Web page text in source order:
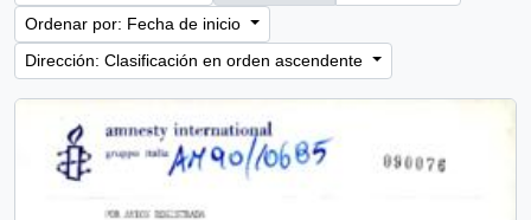
Ordenar por: Fecha de inicio
Dirección: Clasificación en orden ascendente